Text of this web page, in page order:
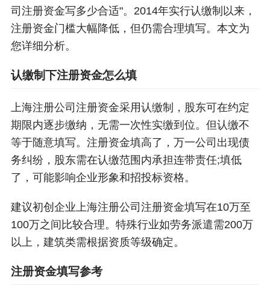
司注册资金写多少合适"。2014年实行认缴制以来，
注册资金门槛大幅降低，但仍需合理填写。本文为
您详细分析。
认缴制下注册资金怎么填
上海注册公司注册资金采用认缴制，股东可在约定
期限内逐步缴纳，无需一次性实缴到位。但认缴不
等于随意填写。注册资金填高了，万一公司出现债
务纠纷，股东需在认缴范围内承担连带责任;填低
了，可能影响企业形象和招投标资格。
建议初创企业上海注册公司注册资金填写在10万至
100万之间比较合理。特殊行业如劳务派遣需200万
以上，建筑类需根据资质等级确定。
注册资金填写参考